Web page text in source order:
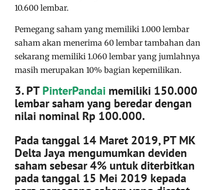
10.600 lembar.
Pemegang saham yang memiliki 1.000 lembar
saham akan menerima 60 lembar tambahan dan
sekarang memiliki 1.060 lembar yang jumlahnya
masih merupakan 10% bagian kepemilikan.
3. PTPinterPandai memiliki 150.000
lembar saham yang beredar dengan
nilai nominal Rp 100.000.
Pada tanggal 14 Maret 2019, PT MK
Delta Jaya mengumumkan deviden
saham sebesar 4% untuk diterbitkan
pada tanggal 15 Mei 2019 kepada